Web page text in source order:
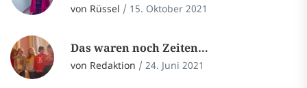
von Rüssel / 15. Oktober 2021
Das waren noch Zeiten…
von Redaktion / 24. Juni 2021